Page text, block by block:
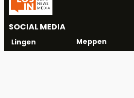
SOCIAL MEDIA
Lingen Meppen